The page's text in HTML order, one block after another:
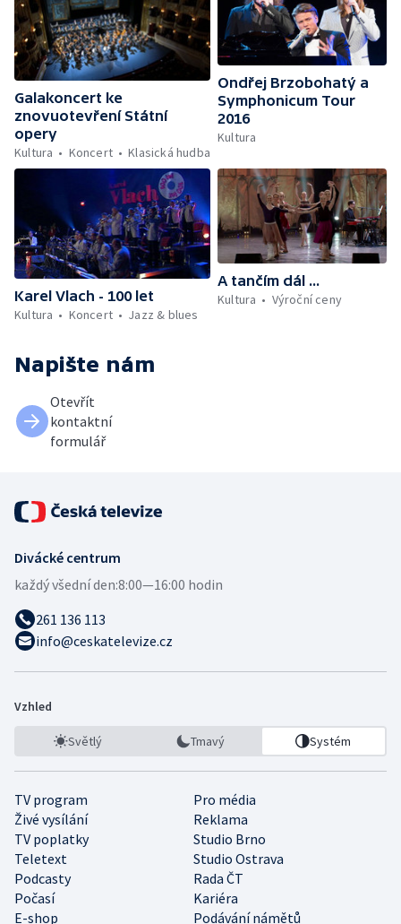
Galakoncert ke
znovuotevření Státní
opery
Kultura
Koncert Klasická hudba
Ondřej Brzobohatý a
Symphonicum Tour
2016
Kultura
Karel Vlach - 100 let
Kultura
Koncert Jazz & blues
A tančím dál ...
Kultura
Výroční ceny
Napište nám
Otevřít
kontaktní
formulář
Divácké centrum
každý všední den:8:00—16:00 hodin
261 136 113
info@ceskatelevize.cz
Vzhled
Světlý Tmavý Systém
TV program
Pro média
Živé vysílání
Reklama
TV poplatky
Studio Brno
Teletext
Studio Ostrava
Podcasty
Rada ČT
Počasí
Kariéra
E-shop
Podávání námětů